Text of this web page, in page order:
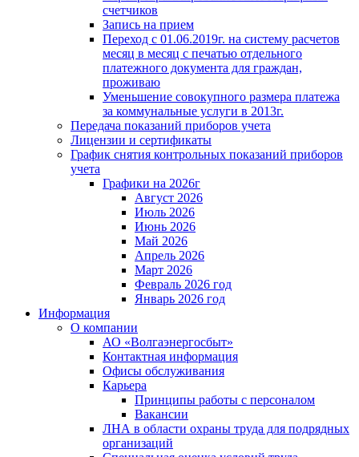
счетчиков
Запись на прием
Переход с 01.06.2019г. на систему расчетов
месяц в месяц с печатью отдельного
платежного документа для граждан,
проживаю
Уменьшение совокупного размера платежа
за коммунальные услуги в 2013г.
Передача показаний приборов учета
Лицензии и сертификаты
График снятия контрольных показаний приборов
учета
Графики на 2026г
Август 2026
Июль 2026
Июнь 2026
Май 2026
Апрель 2026
Март 2026
Февраль 2026 год
Январь 2026 год
Информация
О компании
АО «Волгаэнергосбыт»
Контактная информация
Офисы обслуживания
Карьера
Принципы работы с персоналом
Вакансии
ЛНА в области охраны труда для подрядных
организаций